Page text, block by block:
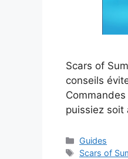
Scars of
conseils
puissiez soit
Catégories
Guides
Étiquettes
Scars of